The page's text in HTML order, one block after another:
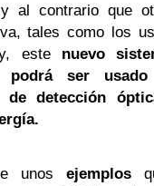
al contrario que
tales como los
este nuevo
podrá ser
de detección
unos ejemplos